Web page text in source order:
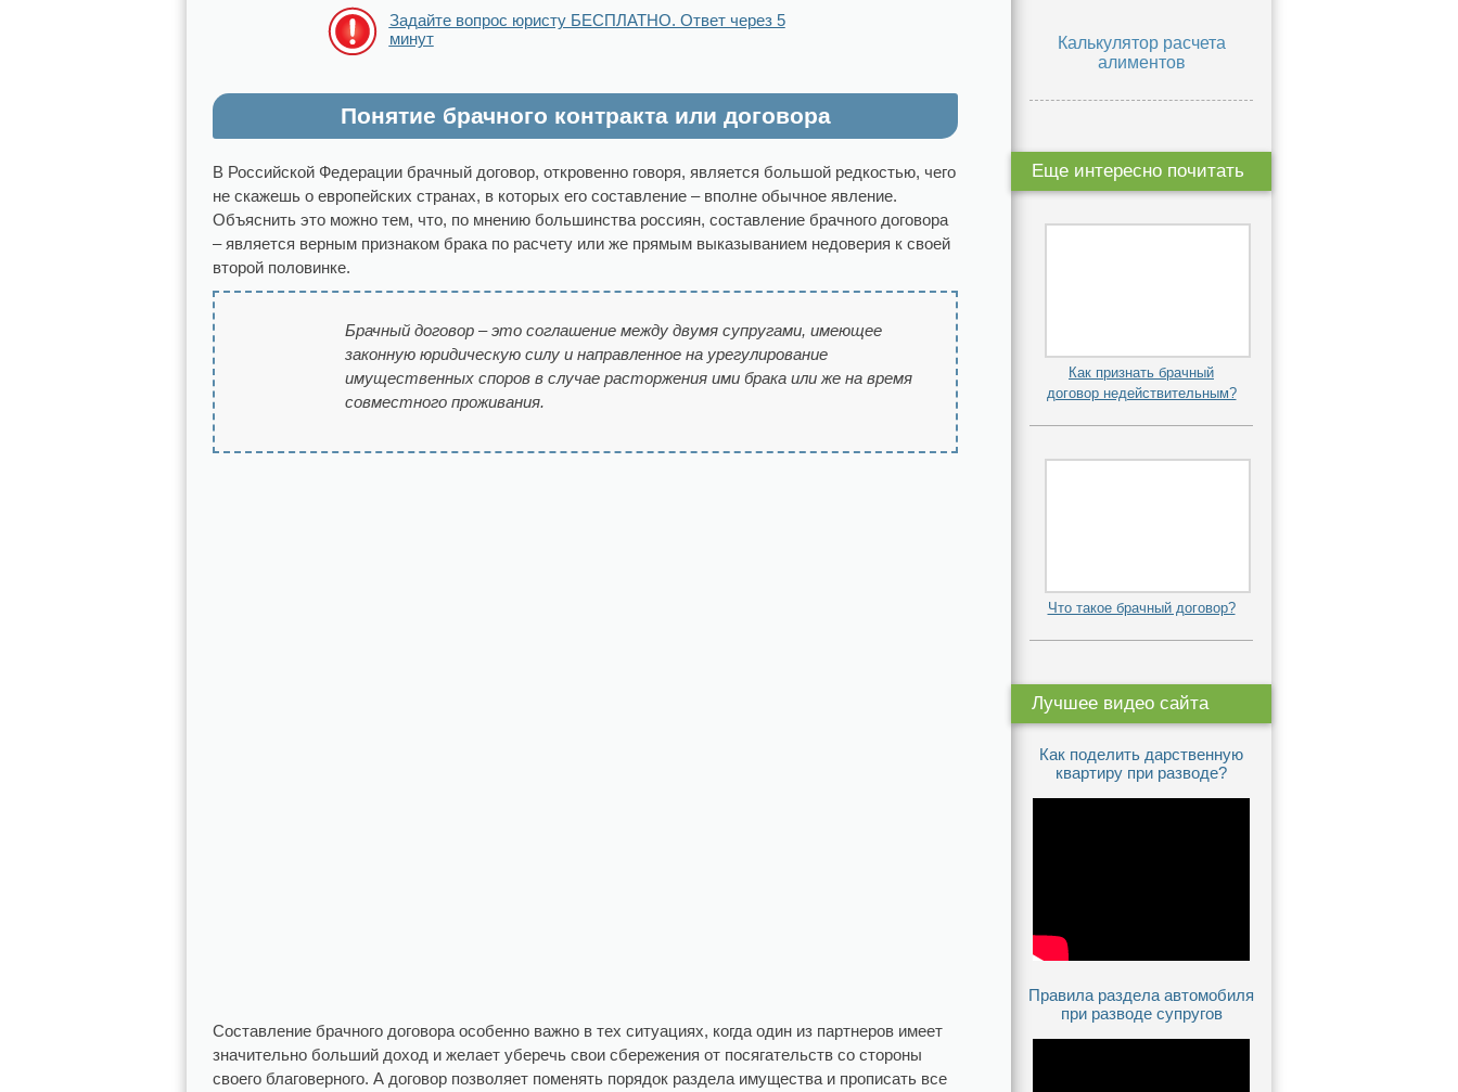
Задайте вопрос юристу БЕСПЛАТНО. Ответ через 5
минут
Понятие брачного контракта или договора
В Российской Федерации брачный договор, откровенно говоря, является большой редкостью, чего
не скажешь о европейских странах, в которых его составление – вполне обычное явление.
Объяснить это можно тем, что, по мнению большинства россиян, составление брачного договора
– является верным признаком брака по расчету или же прямым выказыванием недоверия к своей
второй половинке.
Брачный договор – это соглашение между двумя супругами, имеющее
законную юридическую силу и направленное на урегулирование
имущественных споров в случае расторжения ими брака или же на время
совместного проживания.
Составление брачного договора особенно важно в тех ситуациях, когда один из партнеров имеет
значительно больший доход и желает уберечь свои сбережения от посягательств со стороны
своего благоверного. А договор позволяет поменять порядок раздела имущества и прописать все
Калькулятор расчета
алиментов
Еще интересно почитать
Как признать брачный
договор недействительным?
Что такое брачный договор?
Лучшее видео сайта
Как поделить дарственную
квартиру при разводе?
Правила раздела автомобиля
при разводе супругов